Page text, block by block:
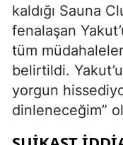
kaldığı Sauna
fenalaşan
tüm
belirtildi.
yorgun
dinleneceğim”